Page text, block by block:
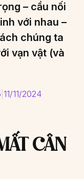
– cầu nối
với nhau –
chúng ta
vạn vật (và
11/11/2024
CÂN